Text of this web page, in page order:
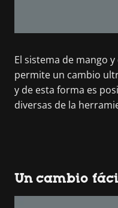
El sistema de mango
permite un cambio
y de esta forma es
diversas de la
Un cambio